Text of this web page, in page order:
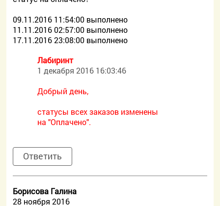
09.11.2016 11:54:00 выполнено
11.11.2016 02:57:00 выполнено
17.11.2016 23:08:00 выполнено
Лабиринт
1 декабря 2016 16:03:46
Добрый день,
статусы всех заказов изменены
на "Оплачено".
Ответить
Борисова Галина
28 ноября 2016